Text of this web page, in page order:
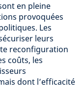
en pleine
provoquées
Les
leurs
reconfiguration
coûts, les
dont l’efficacité